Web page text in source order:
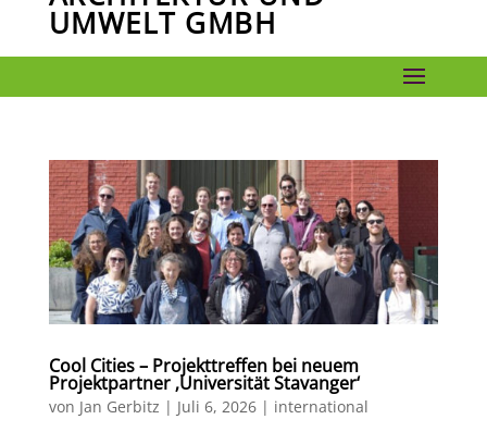
UMWELT GMBH
Cool Cities – Projekttreffen bei neuem
Projektpartner ‚Universität Stavanger‘
von Jan Gerbitz | Juli 6, 2026| international